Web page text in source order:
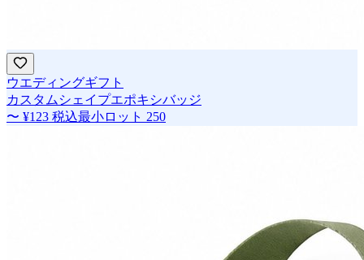
ウエディングギフト
カスタムシェイプエポキシバッジ
〜 ¥123 税込最小ロット 250